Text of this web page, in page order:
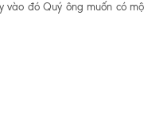
vào đó Quý ông muốn có